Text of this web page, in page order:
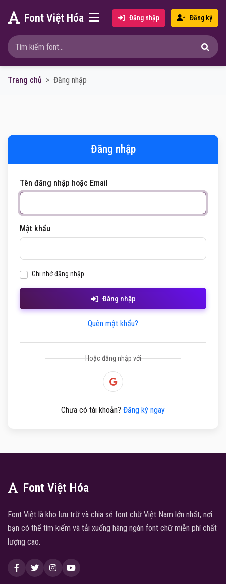
Font Việt Hóa Đăng nhập Đăng ký
Trang chủ Đăng nhập
Đăng nhập
Tên đăng nhập hoặc Email
Mật khẩu
Ghi nhớ đăng nhập
Đăng nhập
Quên mật khẩu?
Hoặc đăng nhập với
Chưa có tài khoản? Đăng ký ngay
Font Việt Hóa
Font Việt là kho lưu trữ và chia sẻ font chữ Việt Nam lớn nhất, nơi
bạn có thể tìm kiếm và tải xuống hàng ngàn font chữ miễn phí chất
lượng cao.